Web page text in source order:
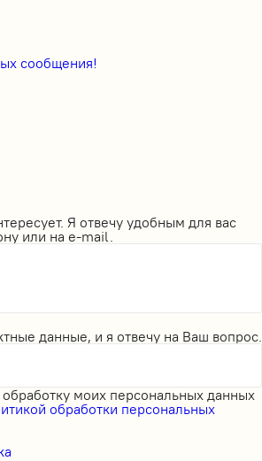
сообщения!
Я отвечу удобным для вас
или на e-mail.
данные, и я отвечу на Ваш вопрос.
обработку моих персональных данных
обработки персональных